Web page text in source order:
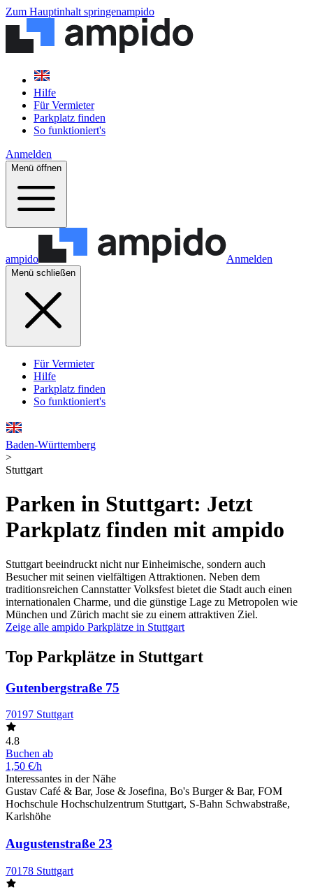
Zum Hauptinhalt springenampido
Hilfe
Für Vermieter
Parkplatz finden
So funktioniert's
Anmelden
Menü öffnen
ampido Anmelden
Menü schließen
Für Vermieter
Hilfe
Parkplatz finden
So funktioniert's
Baden-Württemberg
>
Stuttgart
Parken in Stuttgart: Jetzt
Parkplatz finden mit ampido
Stuttgart beeindruckt nicht nur Einheimische, sondern auch
Besucher mit seinen vielfältigen Attraktionen. Neben dem
traditionsreichen Cannstatter Volksfest bietet die Stadt auch einen
internationalen Charme, und die günstige Lage zu Metropolen wie
München und Zürich macht sie zu einem attraktiven Ziel.
Zeige alle ampido Parkplätze in Stuttgart
Top Parkplätze in Stuttgart
Gutenbergstraße 75
70197 Stuttgart
4.8
Buchen ab
1,50 €/h
Interessantes in der Nähe
Gustav Café & Bar, Jose & Josefina, Bo's Burger & Bar, FOM
Hochschule Hochschulzentrum Stuttgart, S-Bahn Schwabstraße,
Karlshöhe
Augustenstraße 23
70178 Stuttgart